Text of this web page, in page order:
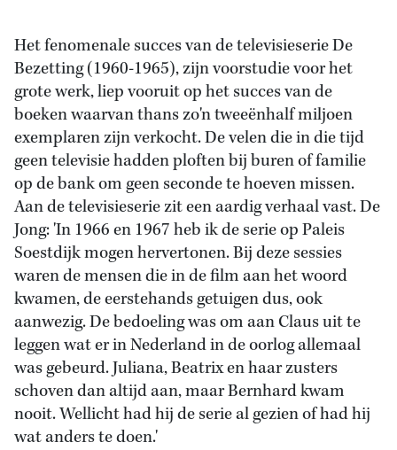
Het fenomenale succes van de televisieserie De
Bezetting (1960-1965), zijn voorstudie voor het
grote werk, liep vooruit op het succes van de
boeken waarvan thans zo'n tweeënhalf miljoen
exemplaren zijn verkocht. De velen die in die tijd
geen televisie hadden ploften bij buren of familie
op de bank om geen seconde te hoeven missen.
Aan de televisieserie zit een aardig verhaal vast. De
Jong: 'In 1966 en 1967 heb ik de serie op Paleis
Soestdijk mogen hervertonen. Bij deze sessies
waren de mensen die in de film aan het woord
kwamen, de eerstehands getuigen dus, ook
aanwezig. De bedoeling was om aan Claus uit te
leggen wat er in Nederland in de oorlog allemaal
was gebeurd. Juliana, Beatrix en haar zusters
schoven dan altijd aan, maar Bernhard kwam
nooit. Wellicht had hij de serie al gezien of had hij
wat anders te doen.'